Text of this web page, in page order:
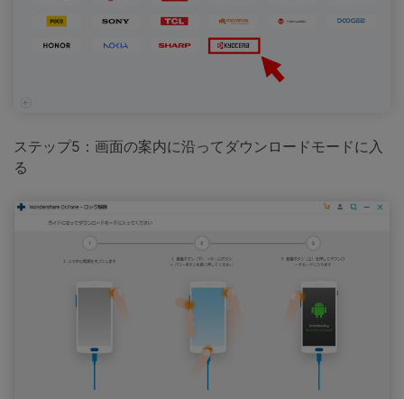
ステップ5：画面の案内に沿ってダウンロードモードに入
る